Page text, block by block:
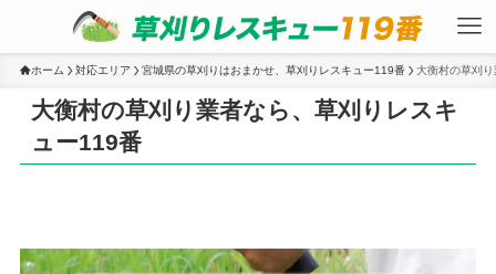
ホーム 対応エリア 宮城県の草刈りはおまかせ、草刈りレスキュー119番 大衡村の草刈
大衡村の草刈り業者なら、草刈りレスキ
ュー119番